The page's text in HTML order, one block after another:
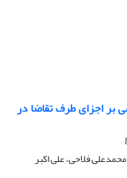
بر اجزای طرف تقاضا در
فلاحی، علی اکبر